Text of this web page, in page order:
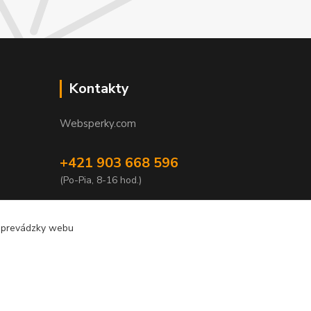
Kontakty
Websperky.com
+421 903 668 596
(Po-Pia, 8-16 hod.)
webu